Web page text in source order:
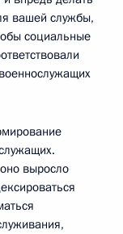
вашей службы,
социальные
выросло